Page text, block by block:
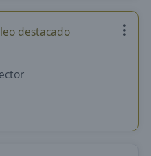
destacado